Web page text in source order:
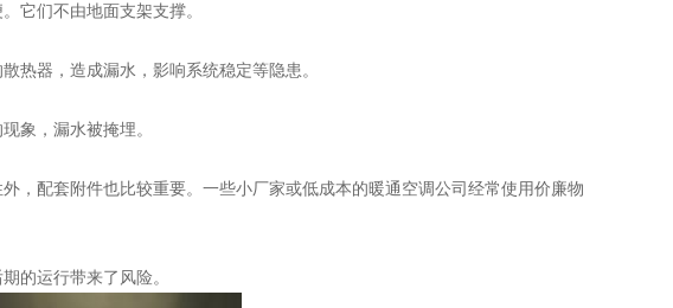
它们不由地面支架支撑。
热器，造成漏水，影响系统稳定等隐患。
象，漏水被掩埋。
，配套附件也比较重要。一些小厂家或低成本的暖通空调公司经常使用价廉物
的运行带来了风险。